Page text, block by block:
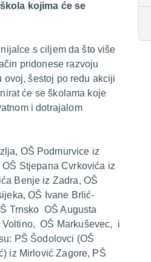
kojima će se
s ciljem da što više
pridonese razvoju
šestoj po redu akciji
će se školama koje
i dotrajalom
OŠ Podmurvice iz
Stjepana Cvrkovića iz
Benje iz Zadra, OŠ
OŠ Ivane Brlić-
Trnsko OŠ Augusta
Voltino, OŠ Markuševec, i
PŠ Šodolovci (OŠ
iz Mirlović Zagore, PŠ